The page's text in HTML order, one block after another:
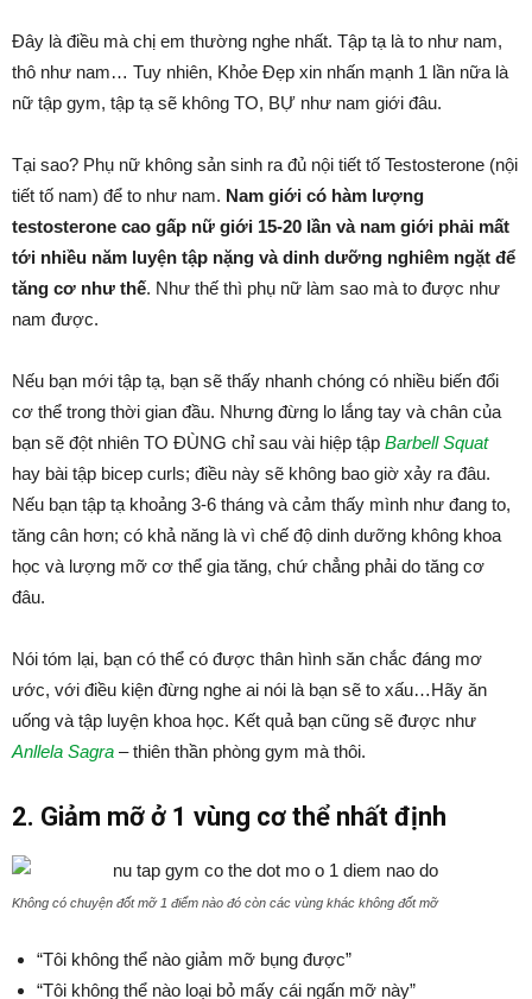
Đây là điều mà chị em thường nghe nhất. Tập tạ là to như nam,
thô như nam… Tuy nhiên, Khỏe Đẹp xin nhấn mạnh 1 lần nữa là
nữ tập gym, tập tạ sẽ không TO, BỰ như nam giới đâu.
Tại sao? Phụ nữ không sản sinh ra đủ nội tiết tố Testosterone (nội
tiết tố nam) để to như nam. Nam giới có hàm lượng
testosterone cao gấp nữ giới 15-20 lần và nam giới phải mất
tới nhiều năm luyện tập nặng và dinh dưỡng nghiêm ngặt để
tăng cơ như thế. Như thế thì phụ nữ làm sao mà to được như
nam được.
Nếu bạn mới tập tạ, bạn sẽ thấy nhanh chóng có nhiều biến đổi
cơ thể trong thời gian đầu. Nhưng đừng lo lắng tay và chân của
bạn sẽ đột nhiên TO ĐÙNG chỉ sau vài hiệp tập Barbell Squat
hay bài tập bicep curls; điều này sẽ không bao giờ xảy ra đâu.
Nếu bạn tập tạ khoảng 3-6 tháng và cảm thấy mình như đang to,
tăng cân hơn; có khả năng là vì chế độ dinh dưỡng không khoa
học và lượng mỡ cơ thể gia tăng, chứ chẳng phải do tăng cơ
đâu.
Nói tóm lại, bạn có thể có được thân hình săn chắc đáng mơ
ước, với điều kiện đừng nghe ai nói là bạn sẽ to xấu…Hãy ăn
uống và tập luyện khoa học. Kết quả bạn cũng sẽ được như
Anllela Sagra – thiên thần phòng gym mà thôi.
2. Giảm mỡ ở 1 vùng cơ thể nhất định
Không có chuyện đốt mỡ 1 điểm nào đó còn các vùng khác không đốt mỡ
“Tôi không thể nào giảm mỡ bụng được”
“Tôi không thể nào loại bỏ mấy cái ngấn mỡ này”